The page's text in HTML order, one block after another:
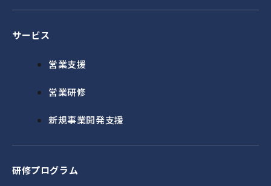
サービス
営業支援
営業研修
新規事業開発支援
研修プログラム